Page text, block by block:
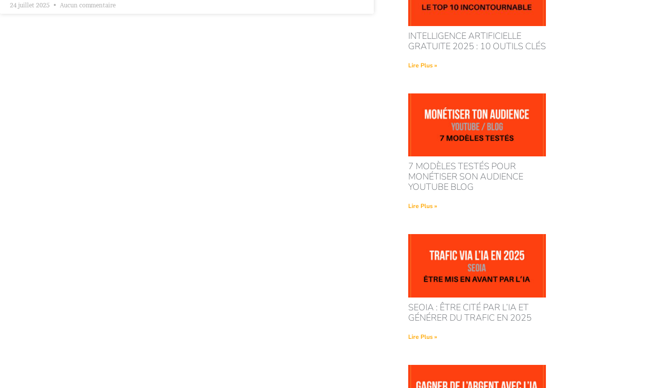
24 juillet 2025 Aucun commentaire
INTELLIGENCE ARTIFICIELLE
GRATUITE 2025 : 10 OUTILS CLÉS
Lire Plus »
7 MODÈLES TESTÉS POUR
MONÉTISER SON AUDIENCE
YOUTUBE BLOG
Lire Plus »
SEOIA : ÊTRE CITÉ PAR L’IA ET
GÉNÉRER DU TRAFIC EN 2025
Lire Plus »